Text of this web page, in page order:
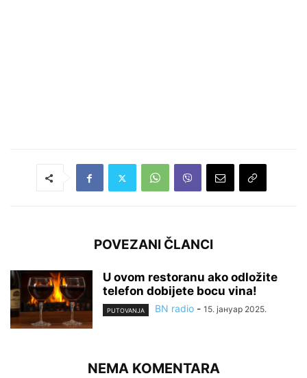
POVEZANI ČLANCI
U ovom restoranu ako odložite
telefon dobijete bocu vina!
PUTOVANJA BN radio - 15. јануар 2025.
NEMA KOMENTARA